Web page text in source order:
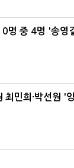
명 중 4명 '송영
민희·박선원 '